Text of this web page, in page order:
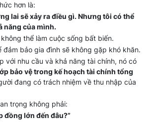
hơn là:
lai sẽ xảy ra điều gì. Nhưng tôi có thể
năng của mình.
thể làm cuộc sống bất biến.
đảm bảo gia đình sẽ không gặp khó khăn.
với nhu cầu và khả năng tài chính, nó có
bảo vệ trong kế hoạch tài chính tổng
đang có trách nhiệm về thu nhập của
trọng không phải:
đồng lớn đến đâu?”